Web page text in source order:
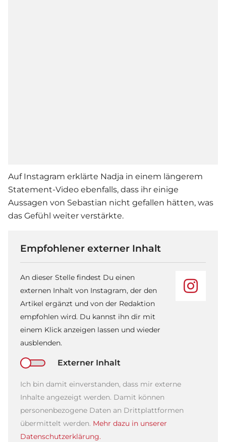
Auf Instagram erklärte Nadja in einem längerem
Statement-Video ebenfalls, dass ihr einige
Aussagen von Sebastian nicht gefallen hätten, was
das Gefühl weiter verstärkte.
Empfohlener externer Inhalt
An dieser Stelle findest Du einen
externen Inhalt von Instagram, der den
Artikel ergänzt und von der Redaktion
empfohlen wird. Du kannst ihn dir mit
einem Klick anzeigen lassen und wieder
ausblenden.
Externer Inhalt
Ich bin damit einverstanden, dass mir externe
Inhalte angezeigt werden. Damit können
personenbezogene Daten an Drittplattformen
übermittelt werden. Mehr dazu in unserer
Datenschutzerklärung.